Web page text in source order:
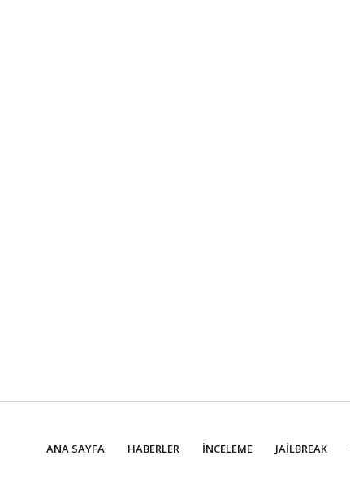
ANA SAYFA HABERLER İNCELEME JAILBREAK